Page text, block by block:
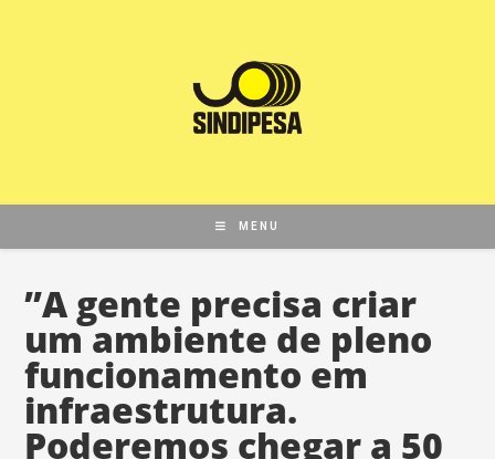
MENU
”A gente precisa criar
um ambiente de pleno
funcionamento em
infraestrutura.
Poderemos chegar a 50